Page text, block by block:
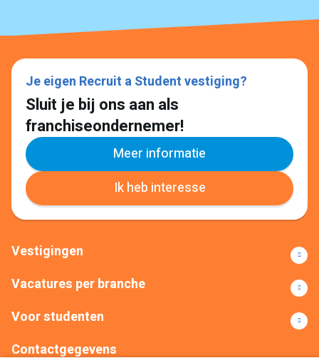
Je eigen Recruit a Student vestiging?
Sluit je bij ons aan als
franchiseondernemer!
Meer informatie
Ik heb interesse
Vestigingen
Vacatures per branche
Voor studenten
Contactgegevens